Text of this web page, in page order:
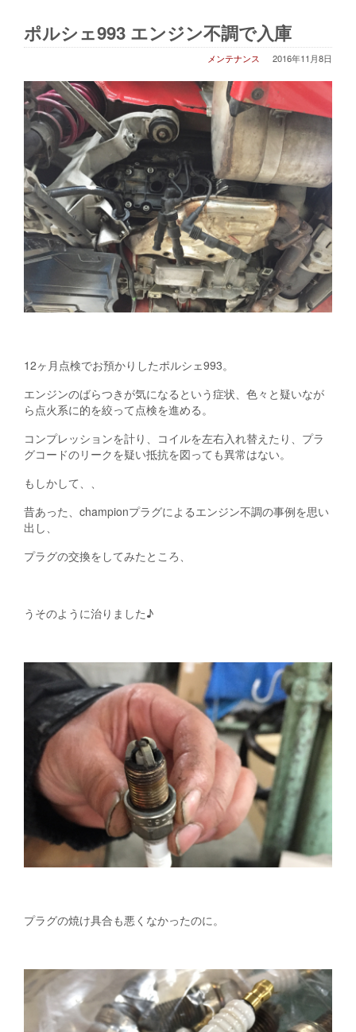
ポルシェ993 エンジン不調で入庫
2016年11月8日
メンテナンス
12ヶ月点検でお預かりしたポルシェ993。
エンジンのばらつきが気になるという症状、色々と疑いなが
ら点火系に的を絞って点検を進める。
コンプレッションを計り、コイルを左右入れ替えたり、プラ
グコードのリークを疑い抵抗を図っても異常はない。
もしかして、、
昔あった、championプラグによるエンジン不調の事例を思い
出し、
プラグの交換をしてみたところ、
うそのように治りました♪
プラグの焼け具合も悪くなかったのに。